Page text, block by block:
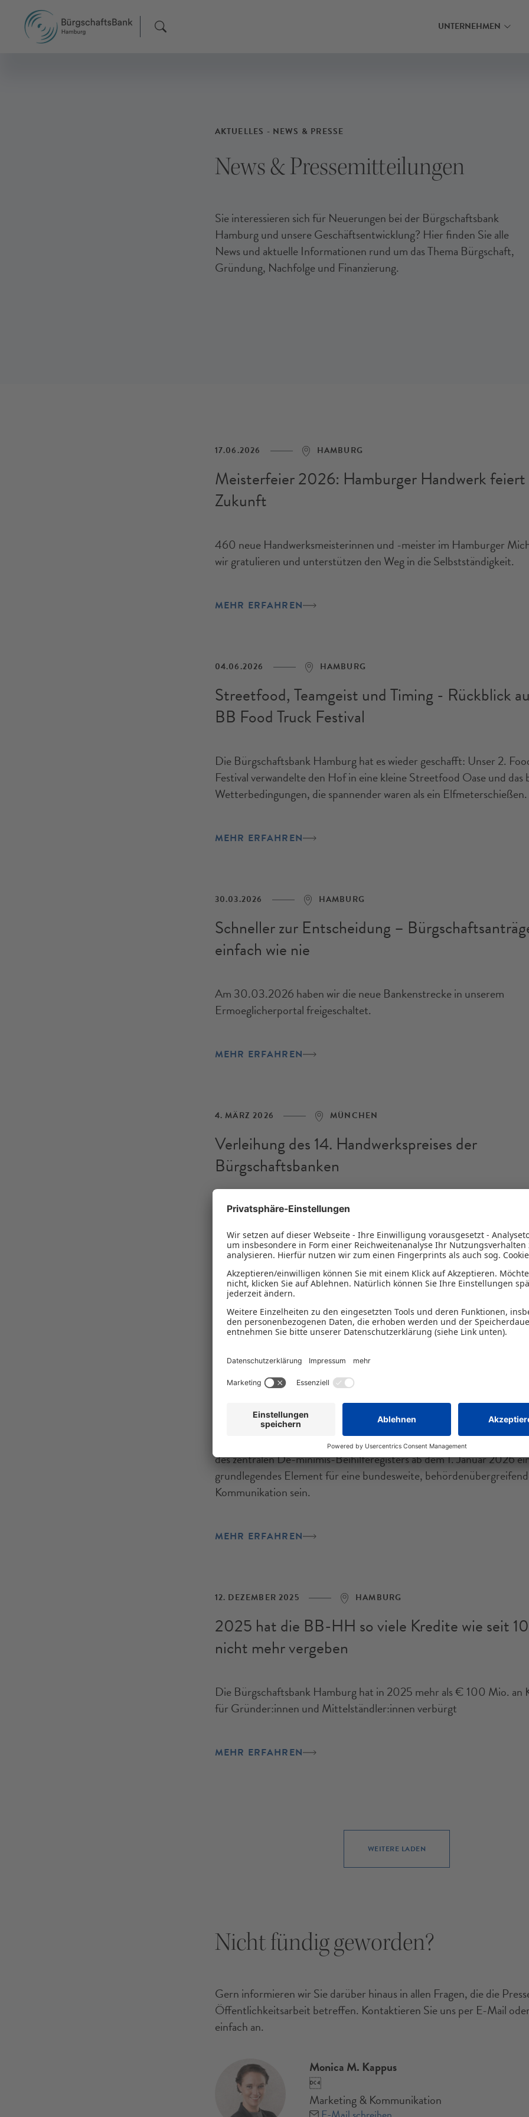
UNTERNEHMEN
AKTUELLES - NEWS & PRESSE
News & Pressemitteilungen
Sie interessieren sich für Neuerungen bei der Bürgschaftsbank
Hamburg und unsere Geschäftsentwicklung? Hier finden Sie alle
News und aktuelle Informationen rund um das Thema Bürgschaft,
Gründung, Nachfolge und Finanzierung.
17.06.2026 HAMBURG
Meisterfeier 2026: Hamburger Handwerk feiert
Zukunft
460 neue Handwerksmeisterinnen und -meister im Hamburger
wir gratulieren und unterstützen den Weg in die Selbstständigkeit.
MEHR ERFAHREN
04.06.2026 HAMBURG
Streetfood, Teamgeist und Timing - Rückblick
BB Food Truck Festival
Die Bürgschaftsbank Hamburg hat es wieder geschafft: Unser 2.
Festival verwandelte den Hof in eine kleine Streetfood Oase und das
Wetterbedingungen, die spannender waren als ein Elfmeterschießen.
MEHR ERFAHREN
30.03.2026 HAMBURG
Schneller zur Entscheidung –
einfach wie nie
Am 30.03.2026 haben wir die neue Bankenstrecke in unserem
Ermoeglicherportal freigeschaltet.
MEHR ERFAHREN
4. MÄRZ 2026 MÜNCHEN
Verleihung des 14. Handwerkspreises der
Bürgschaftsbanken
Die drei Preisträgerbetriebe verbinden laut Jury Tradition mit
Konzepten als wichtige Multiplikatoren in ihren Regionen.
MEHR ERFAHREN
Wirtschafts-Identifikationsnummer: Neue
Pflichtangabe für Beihilfen ab 2026
Die Wirtschafts-Identifikationsnummer (kurz: W-IdNr.) wird mit
des zentralen De-minimis-Beihilferegisters ab dem 1. Januar 2026
grundlegendes Element für eine bundesweite,
Kommunikation sein.
MEHR ERFAHREN
12. DEZEMBER 2025 HAMBURG
2025 hat die BB-HH so viele Kredite wie seit
nicht mehr vergeben
Die Bürgschaftsbank Hamburg hat in 2025 mehr als € 100 Mio. an
für Gründer:innen und Mittelständler:innen verbürgt
MEHR ERFAHREN
WEITERE LADEN
Nicht fündig geworden?
Gern informieren wir Sie darüber hinaus in allen Fragen, die die
Öffentlichkeitsarbeit betreffen. Kontaktieren Sie uns per E-Mail
einfach an.
Monica M. Kappus

Marketing & Kommunikation